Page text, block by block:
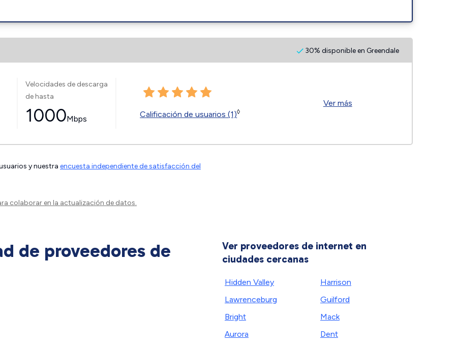
30% disponible en Greendale
Velocidades de descarga
de hasta
1000Mbps Calificación de usuarios (1)◊
Ver más
y nuestra encuesta independiente de satisfacción del
colaborar en la actualización de datos.
de proveedores de
Ver proveedores de internet en
ciudades cercanas
Hidden Valley
Lawrenceburg
Bright
Aurora
Harrison
Guilford
Mack
Dent